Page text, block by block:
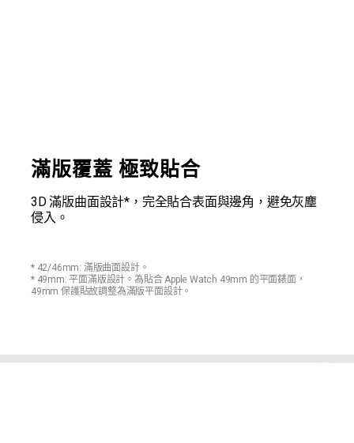
滿版覆蓋 極致貼合
3D 滿版曲面設計*，完全貼合表面與邊角，避免灰塵
侵入。
* 42/46mm: 滿版曲面設計。
* 49mm: 平面滿版設計。為貼合 Apple Watch 49mm 的平面錶面，
49mm 保護貼故調整為滿版平面設計。